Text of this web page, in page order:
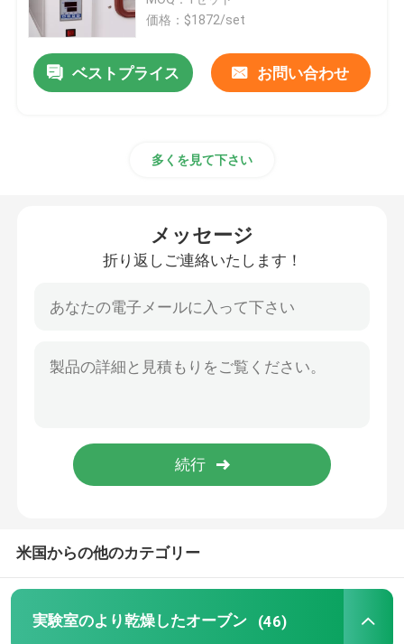
軌道シェーカーの定温器
嫌気性インキュベーター
環境試験室
価格：$1872/set
ベストプライス お問い合わせ
多くを見て下さい
メッセージ
折り返しご連絡いたします！
米国からの他のカテゴリー
実験室のより乾燥したオーブン (46)